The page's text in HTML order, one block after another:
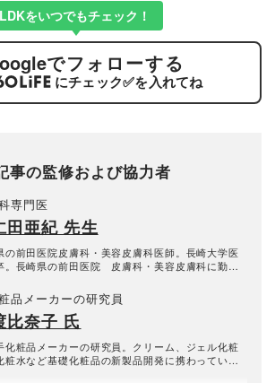
LDKをいつでもチェック！
でフォローする
にチェック✅を入れてね
事の監修および協力者
専門医
田亜紀 先生
の前田医院皮膚科・美容皮膚科医師。長崎大学医
。長崎県の前田医院 皮膚科・美容皮膚科に勤
一般皮膚科診療に加え、小児皮膚科、小手術にも
『見た目は、実年齢マイナス10歳までが一番幸
モットーにビタミンと再生医療での美容皮膚科診
践中。著書に『顔は洗うな～なぜスキンケアで失
のか～(kindle版)』。
品メーカーの研究員
比奈子 氏
化粧品メーカーの研究員。クリーム、ジェル化粧
粧水など基礎化粧品の新製品開発に携わってい